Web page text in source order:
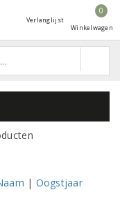
Verlanglijst
0
Winkelwagen
| Oogstjaar